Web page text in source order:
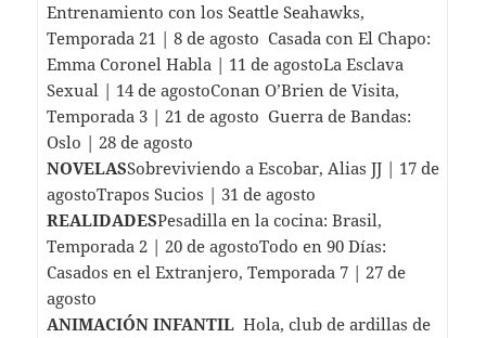
Entrenamiento con los Seattle Seahawks,
Temporada 21 | 8 de agosto Casada con El Chapo:
Emma Coronel Habla | 11 de agostoLa Esclava
Sexual | 14 de agostoConan O’Brien de Visita,
Temporada 3 | 21 de agosto Guerra de Bandas:
Oslo | 28 de agosto
NOVELASSobreviviendo a Escobar, Alias ​​JJ | 17 de
agostoTrapos Sucios | 31 de agosto
REALIDADESPesadilla en la cocina: Brasil,
Temporada 2 | 20 de agostoTodo en 90 Días:
Casados ​​en el Extranjero, Temporada 7 | 27 de
agosto
ANIMACIÓN INFANTIL Hola, club de ardillas de